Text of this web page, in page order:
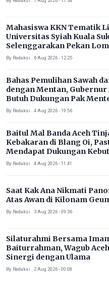
Mahasiswa KKN Tematik
Universitas Syiah Kuala
Selenggarakan Pekan
Gampong Rhieng Blang
By Redaksi . 6 Aug 2026 - 12:25
Bahas Pemulihan Sawah
dengan Mentan,
Butuh Dukungan Pak
By Redaksi . 4 Aug 2026 - 19:56
Baitul Mal Banda Aceh
Kebakaran di Blang Oi,
Mendapat Dukungan
By Redaksi . 4 Aug 2026 - 11:41
Saat Kak Ana Nikmati
Atas Awan di Kilonam
By Redaksi . 3 Aug 2026 - 09:36
Silaturahmi Bersama
Baiturrahman, Wagub
Sinergi dengan Ulama
By Redaksi . 2 Aug 2026 - 00:08